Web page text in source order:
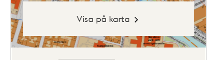
Visa på karta